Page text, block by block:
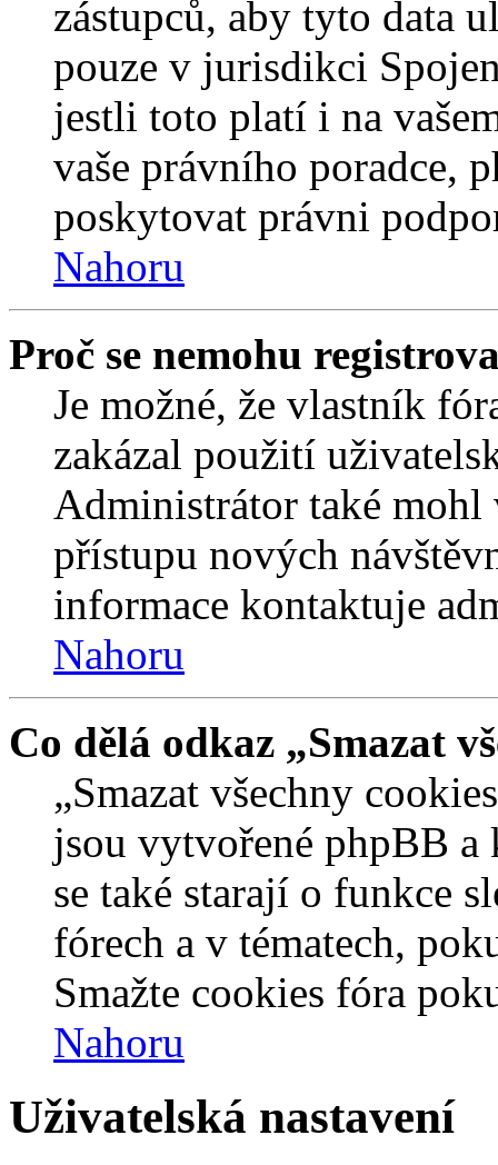
zástupců, aby tyto data
pouze v jurisdikci
jestli toto platí i na
vaše právního poradce,
poskytovat právni
Nahoru
Proč se nemohu
Je možné, že vlastník
zakázal použití
Administrátor také mohl
přístupu nových
informace kontaktuje
Nahoru
Co dělá odkaz „Smazat
„Smazat všechny
jsou vytvořené phpBB a
se také starají o funkce
fórech a v tématech,
Smažte cookies fóra
Nahoru
Uživatelská nastavení